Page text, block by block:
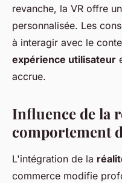
revanche, la VR offre
personnalisée. Les
à interagir avec le
expérience utilisateur
accrue.
Influence de la
comportement
L'intégration de la
commerce modifie